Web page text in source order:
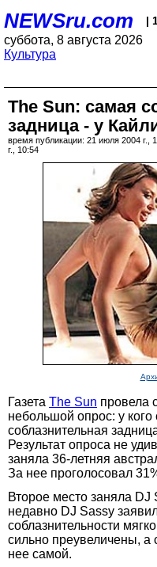
NEWSru.com |
суббота, 8 августа 2026
Культура
The Sun: самая
задница - у
время публикации: 21 июля 2004 г.,
г., 10:54
Газета The Sun провела
небольшой опрос: у
соблазнительная
Результат опроса не
заняла 36-летняя
За нее проголосовал
Второе место заняла
недавно DJ Sassy
соблазнительности
сильно преувеличены,
нее самой.